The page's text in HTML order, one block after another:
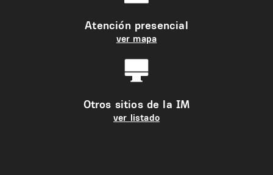
Atención presencial
ver mapa
Otros sitios de la IM
ver listado